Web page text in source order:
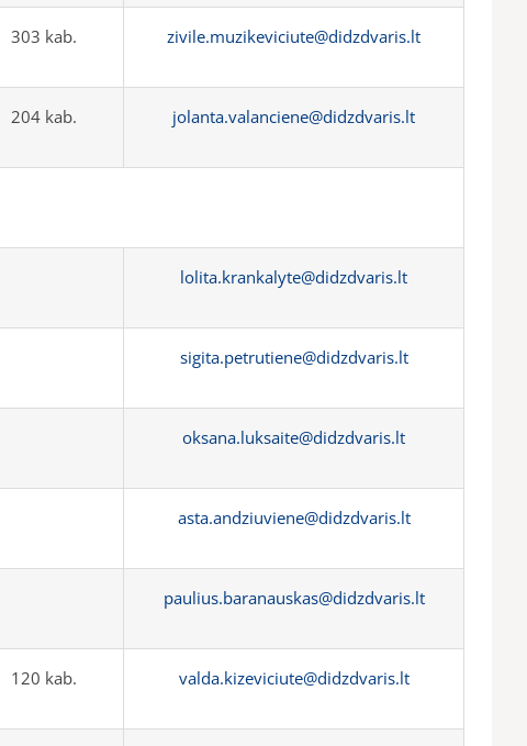
303 kab. zivile.muzikeviciute@didzdvaris.lt
204 kab. jolanta.valanciene@didzdvaris.lt
lolita.krankalyte@didzdvaris.lt
sigita.petrutiene@didzdvaris.lt
oksana.luksaite@didzdvaris.lt
asta.andziuviene@didzdvaris.lt
paulius.baranauskas@didzdvaris.lt
120 kab. valda.kizeviciute@didzdvaris.lt